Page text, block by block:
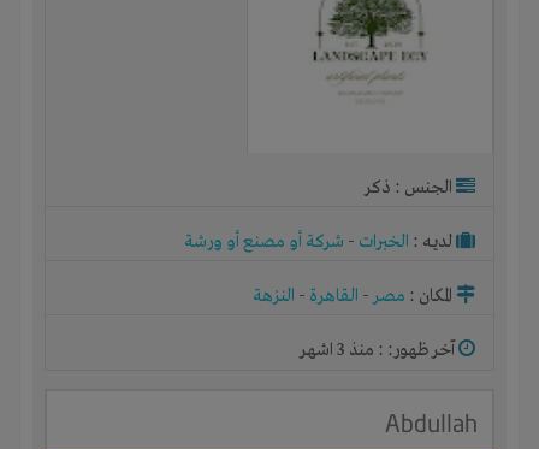
الجنس : ذكر
لديـه : الخبرات - شركة أو مصنع أو ورشة
المكان : مصر- القاهرة - النزهة
آخر ظهور: : منذ 3 اشهر
Abdullah